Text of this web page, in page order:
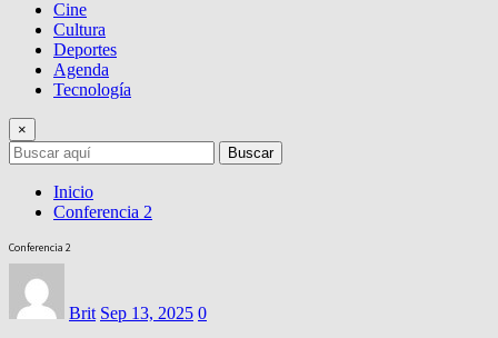
Cine
Cultura
Deportes
Agenda
Tecnología
×
Buscar
Inicio
Conferencia 2
Conferencia 2
Brit Sep 13, 2025 0